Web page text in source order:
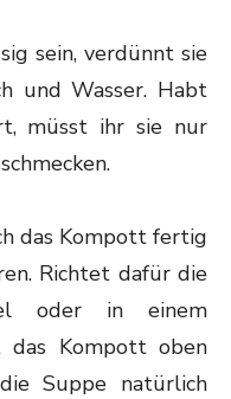
sein, verdünnt sie
und Wasser. Habt
müsst ihr sie nur
das Kompott fertig
Richtet dafür die
oder in einem
Kompott oben
Suppe natürlich